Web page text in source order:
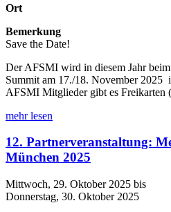
Ort
Bemerkung
Save the Date!
Der AFSMI wird in diesem Jahr
Summit am 17./18. November 2025
AFSMI Mitglieder gibt es Freikarten
mehr lesen
12. Partnerveranstaltung:
München 2025
Mittwoch, 29. Oktober 2025 bis
Donnerstag, 30. Oktober 2025